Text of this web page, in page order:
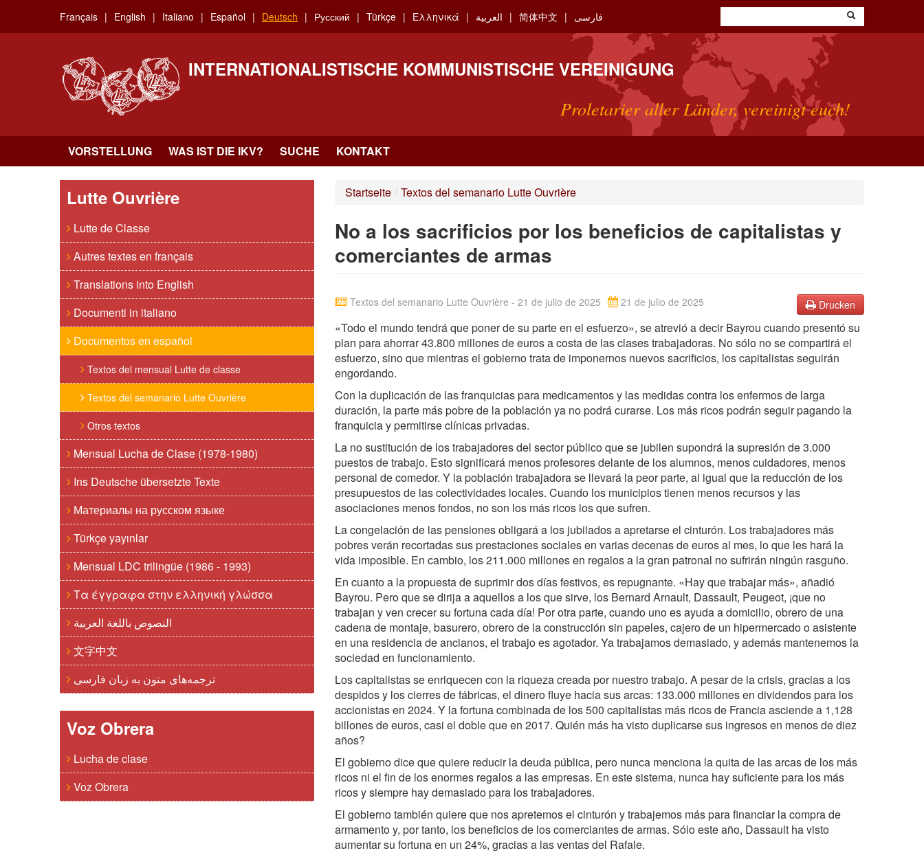
main
Français English Italiano Español Deutsch Русский Türkçe Ελληνικά العربية 简体中文 فارسی
INTERNATIONALISTISCHE KOMMUNISTISCHE VEREINIGUNG
Proletarier aller Länder, vereinigt euch!
VORSTELLUNG WAS IST DIE IKV? SUCHE KONTAKT
Lutte Ouvrière
Lutte de Classe
Autres textes en français
Translations into English
Documenti in italiano
Documentos en español
Textos del mensual Lutte de classe
Textos del semanario Lutte Ouvrière
Otros textos
Mensual Lucha de Clase (1978-1980)
Ins Deutsche übersetzte Texte
Материалы на русском языке
Türkçe yayınlar
Mensual LDC trilingüe (1986 - 1993)
Τα έγγραφα στην ελληνική γλώσσα
النصوص باللغة العربية
文字中文
ترجمه‌های متون به زبان فارسی
Voz Obrera
Lucha de clase
Voz Obrera
Startseite / Textos del semanario Lutte Ouvrière
No a los sacrificios por los beneficios de capitalistas y
comerciantes de armas
Drucken
Textos del semanario Lutte Ouvrière - 21 de julio de 2025 21 de julio de 2025
«Todo el mundo tendrá que poner de su parte en el esfuerzo», se atrevió a decir Bayrou cuando presentó su
plan para ahorrar 43.800 millones de euros a costa de las clases trabajadoras. No sólo no se compartirá el
esfuerzo, sino que mientras el gobierno trata de imponernos nuevos sacrificios, los capitalistas seguirán
engordando.
Con la duplicación de las franquicias para medicamentos y las medidas contra los enfermos de larga
duración, la parte más pobre de la población ya no podrá curarse. Los más ricos podrán seguir pagando la
franquicia y permitirse clínicas privadas.
La no sustitución de los trabajadores del sector público que se jubilen supondrá la supresión de 3.000
puestos de trabajo. Esto significará menos profesores delante de los alumnos, menos cuidadores, menos
personal de comedor. Y la población trabajadora se llevará la peor parte, al igual que la reducción de los
presupuestos de las colectividades locales. Cuando los municipios tienen menos recursos y las
asociaciones menos fondos, no son los más ricos los que sufren.
La congelación de las pensiones obligará a los jubilados a apretarse el cinturón. Los trabajadores más
pobres verán recortadas sus prestaciones sociales en varias decenas de euros al mes, lo que les hará la
vida imposible. En cambio, los 211.000 millones en regalos a la gran patronal no sufrirán ningún rasguño.
En cuanto a la propuesta de suprimir dos días festivos, es repugnante. «Hay que trabajar más», añadió
Bayrou. Pero que se dirija a aquellos a los que sirve, los Bernard Arnault, Dassault, Peugeot, ¡que no
trabajan y ven crecer su fortuna cada día! Por otra parte, cuando uno es ayuda a domicilio, obrero de una
cadena de montaje, basurero, obrero de la construcción sin papeles, cajero de un hipermercado o asistente
en una residencia de ancianos, el trabajo es agotador. Ya trabajamos demasiado, y además mantenemos la
sociedad en funcionamiento.
Los capitalistas se enriquecen con la riqueza creada por nuestro trabajo. A pesar de la crisis, gracias a los
despidos y los cierres de fábricas, el dinero fluye hacia sus arcas: 133.000 millones en dividendos para los
accionistas en 2024. Y la fortuna combinada de los 500 capitalistas más ricos de Francia asciende a 1,128
billones de euros, casi el doble que en 2017. Quién más ha visto duplicarse sus ingresos en menos de diez
años?
El gobierno dice que quiere reducir la deuda pública, pero nunca menciona la quita de las arcas de los más
ricos ni el fin de los enormes regalos a las empresas. En este sistema, nunca hay suficiente para los más
ricos y siempre hay demasiado para los trabajadores.
El gobierno también quiere que nos apretemos el cinturón y trabajemos más para financiar la compra de
armamento y, por tanto, los beneficios de los comerciantes de armas. Sólo este año, Dassault ha visto
aumentar su fortuna en un 24%, gracias a las ventas del Rafale.